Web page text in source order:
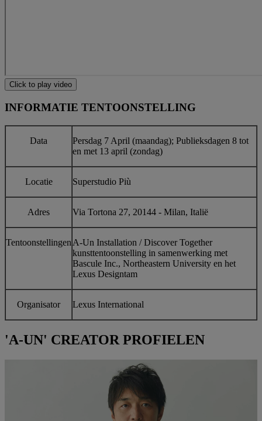
Click to play video
INFORMATIE TENTOONSTELLING
Data
Persdag 7 April (maandag); Publieksdagen 8 tot
en met 13 april (zondag)
Locatie Superstudio Più
Adres Via Tortona 27, 20144 - Milan, Italië
Tentoonstellingen A-Un Installation / Discover Together
kunsttentoonstelling in samenwerking met
Bascule Inc., Northeastern University en het
Lexus Designtam
Organisator Lexus International
'A-UN' CREATOR PROFIELEN